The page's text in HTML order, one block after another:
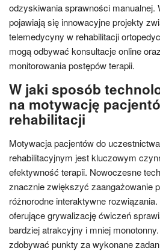
odzyskiwania sprawności manualnej.
pojawiają się innowacyjne projekty
telemedycyny w rehabilitacji
mogą odbywać konsultacje online
monitorowania postępów terapii.
W jaki sposób
na motywację
rehabilitacji
Motywacja pacjentów do
rehabilitacyjnym jest kluczowym
efektywność terapii. Nowoczesne
znacznie zwiększyć zaangażowanie
różnorodne interaktywne
oferujące grywalizację ćwiczeń
bardziej atrakcyjny i mniej
zdobywać punkty za wykonane